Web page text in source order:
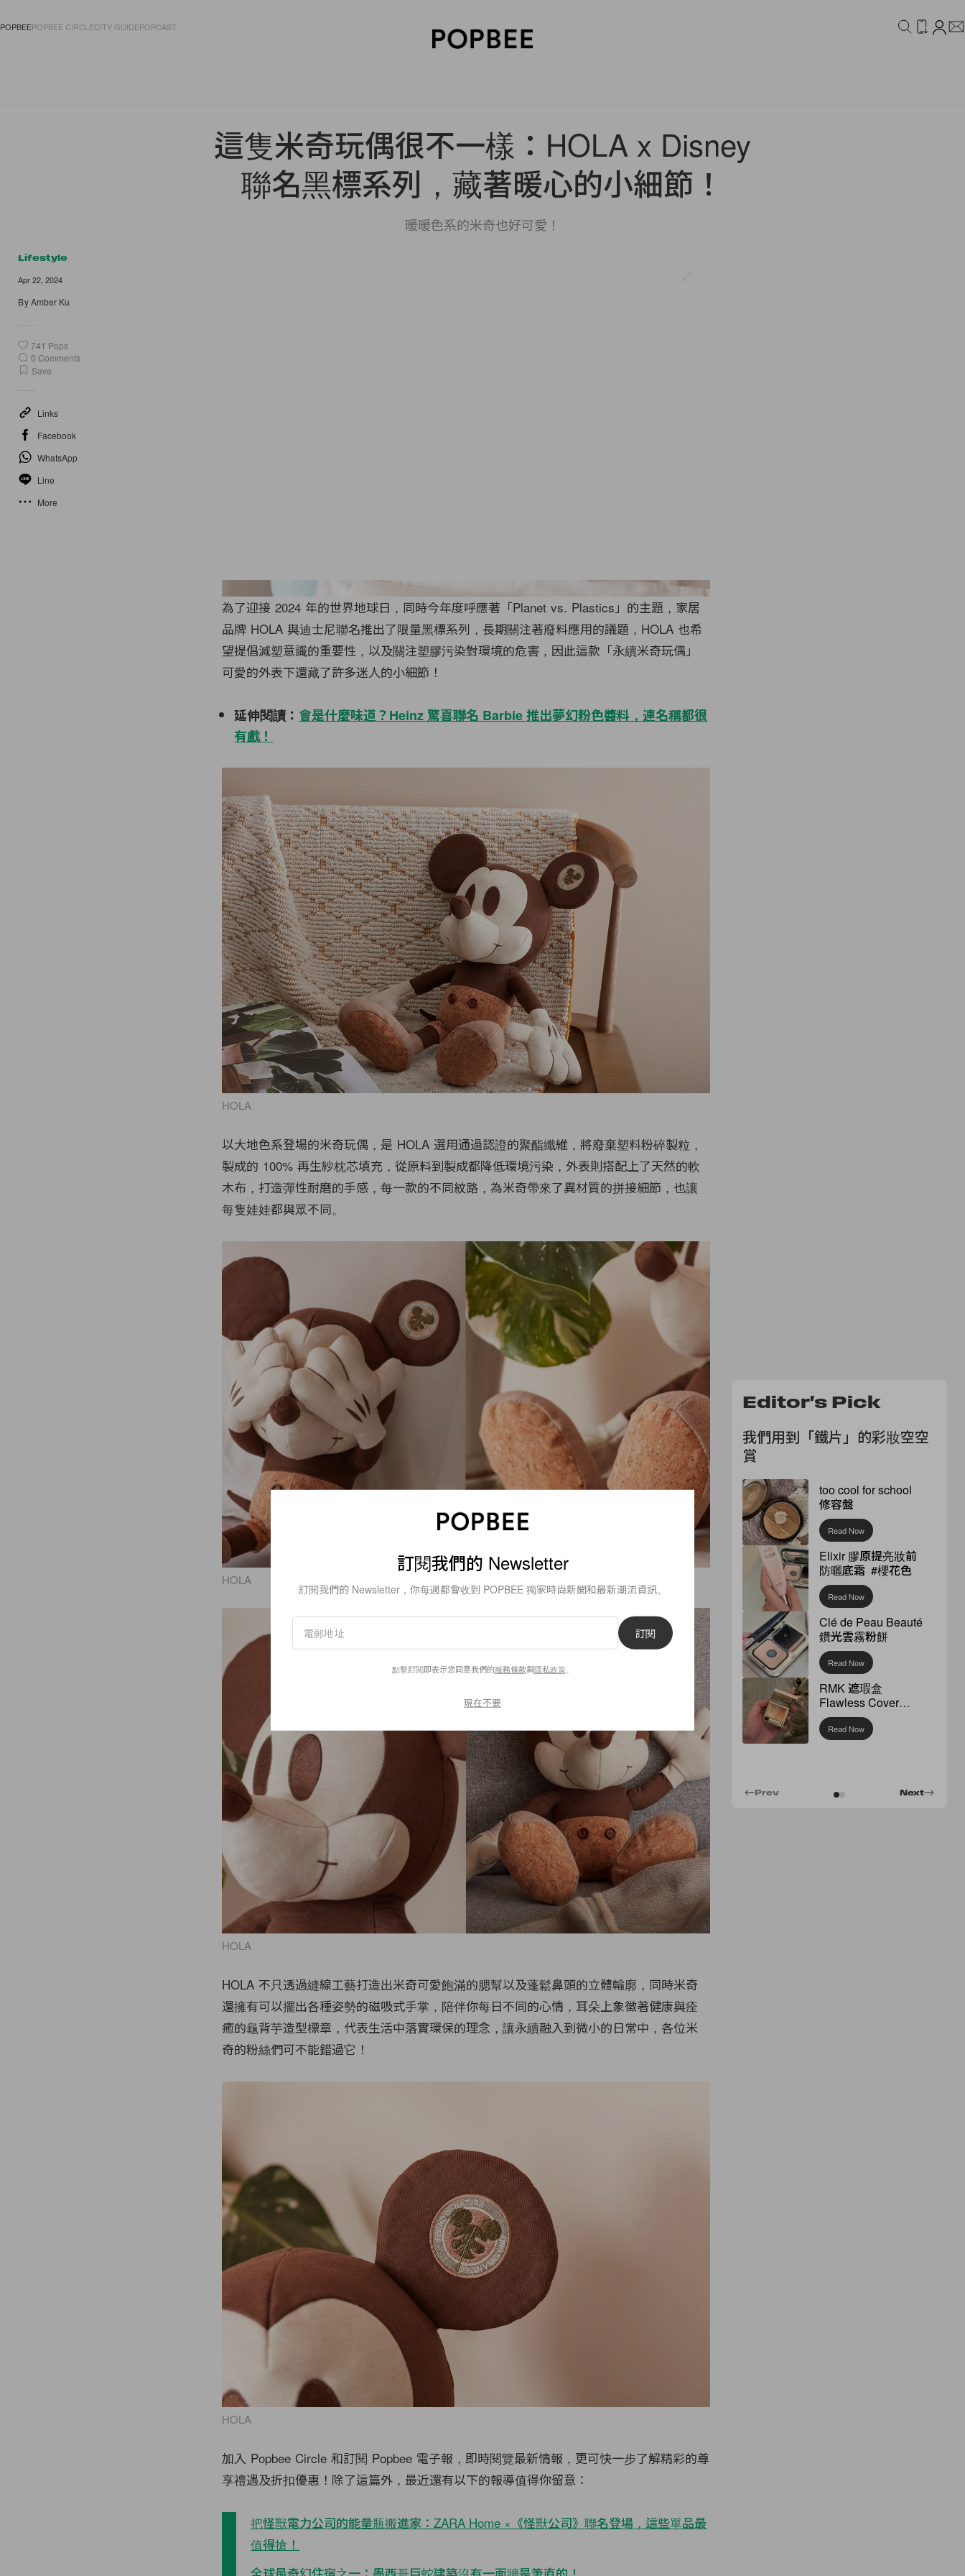
POPBEEPOPBEE CIRCLECITY GUIDEPOPCAST
這隻米奇玩偶很不一樣：HOLA x Disney
聯名黑標系列，藏著暖心的小細節！
暖暖色系的米奇也好可愛！
Lifestyle
Apr 22, 2024
ByAmber Ku
741 Pops
0 Comments
Save
Links
Facebook
WhatsApp
Line
More
HOLA
為了迎接 2024 年的世界地球日，同時今年度呼應著「Planet vs. Plastics」的主題，家居
品牌 HOLA 與迪士尼聯名推出了限量黑標系列，長期關注著廢料應用的議題，HOLA 也希
望提倡減塑意識的重要性，以及關注塑膠污染對環境的危害，因此這款「永續米奇玩偶」
可愛的外表下還藏了許多迷人的小細節！
延伸閱讀： 會是什麼味道？Heinz 驚喜聯名 Barbie 推出夢幻粉色醬料，連名稱都很
有戲！
HOLA
以大地色系登場的米奇玩偶，是 HOLA 選用通過認證的聚酯纖維，將廢棄塑料粉碎製粒，
製成的 100% 再生紗枕芯填充，從原料到製成都降低環境污染，外表則搭配上了天然的軟
木布，打造彈性耐磨的手感，每一款的不同紋路，為米奇帶來了異材質的拼接細節，也讓
每隻娃娃都與眾不同。
HOLA
HOLA
HOLA 不只透過縫線工藝打造出米奇可愛飽滿的腮幫以及蓬鬆鼻頭的立體輪廓，同時米奇
還擁有可以擺出各種姿勢的磁吸式手掌，陪伴你每日不同的心情，耳朵上象徵著健康與痊
癒的龜背芋造型標章，代表生活中落實環保的理念，讓永續融入到微小的日常中，各位米
奇的粉絲們可不能錯過它！
HOLA
加入 Popbee Circle 和訂閱 Popbee 電子報，即時閱覽最新情報，更可快一步了解精彩的尊
享禮遇及折扣優惠！除了這篇外，最近還有以下的報導值得你留意：
把怪獸電力公司的能量瓶搬進家：ZARA Home ×《怪獸公司》聯名登場，這些單品最
值得搶！
Editor's Pick
我們用到「鐵片」的彩妝空空
賞
too cool for school
修容盤
Read Now
Elixir 膠原提亮妝前
防曬底霜 #櫻花色
Read Now
Clé de Peau Beauté
鑽光雲霧粉餅
Read Now
RMK 遮瑕盒
Flawless Cover
Concealer
Read Now
Next
Prev
訂閱我們的 Newsletter
訂閱我們的 Newsletter，你每週都會收到 POPBEE 獨家時尚新聞和最新潮流資訊。
訂閱
點擊訂閱即表示您同意我們的服務條款與隱私政策。
現在不要